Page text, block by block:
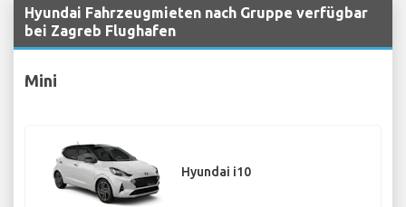
Hyundai Fahrzeugmieten nach Gruppe verfügbar
bei Zagreb Flughafen
Mini
Hyundai i10